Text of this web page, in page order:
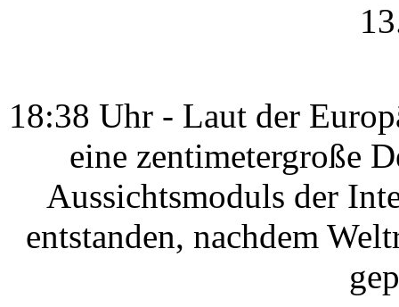
18:38 Uhr - Laut der
eine zentimetergroße
Aussichtsmoduls der
entstanden, nachdem